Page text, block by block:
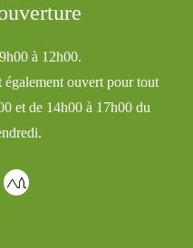
à 12h00.
également ouvert pour tout
et de 14h00 à 17h00 du